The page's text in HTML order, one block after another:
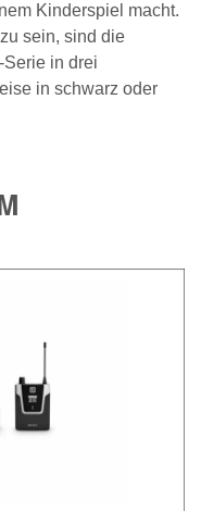
Kinderspiel macht.
sein, sind die
in drei
in schwarz oder